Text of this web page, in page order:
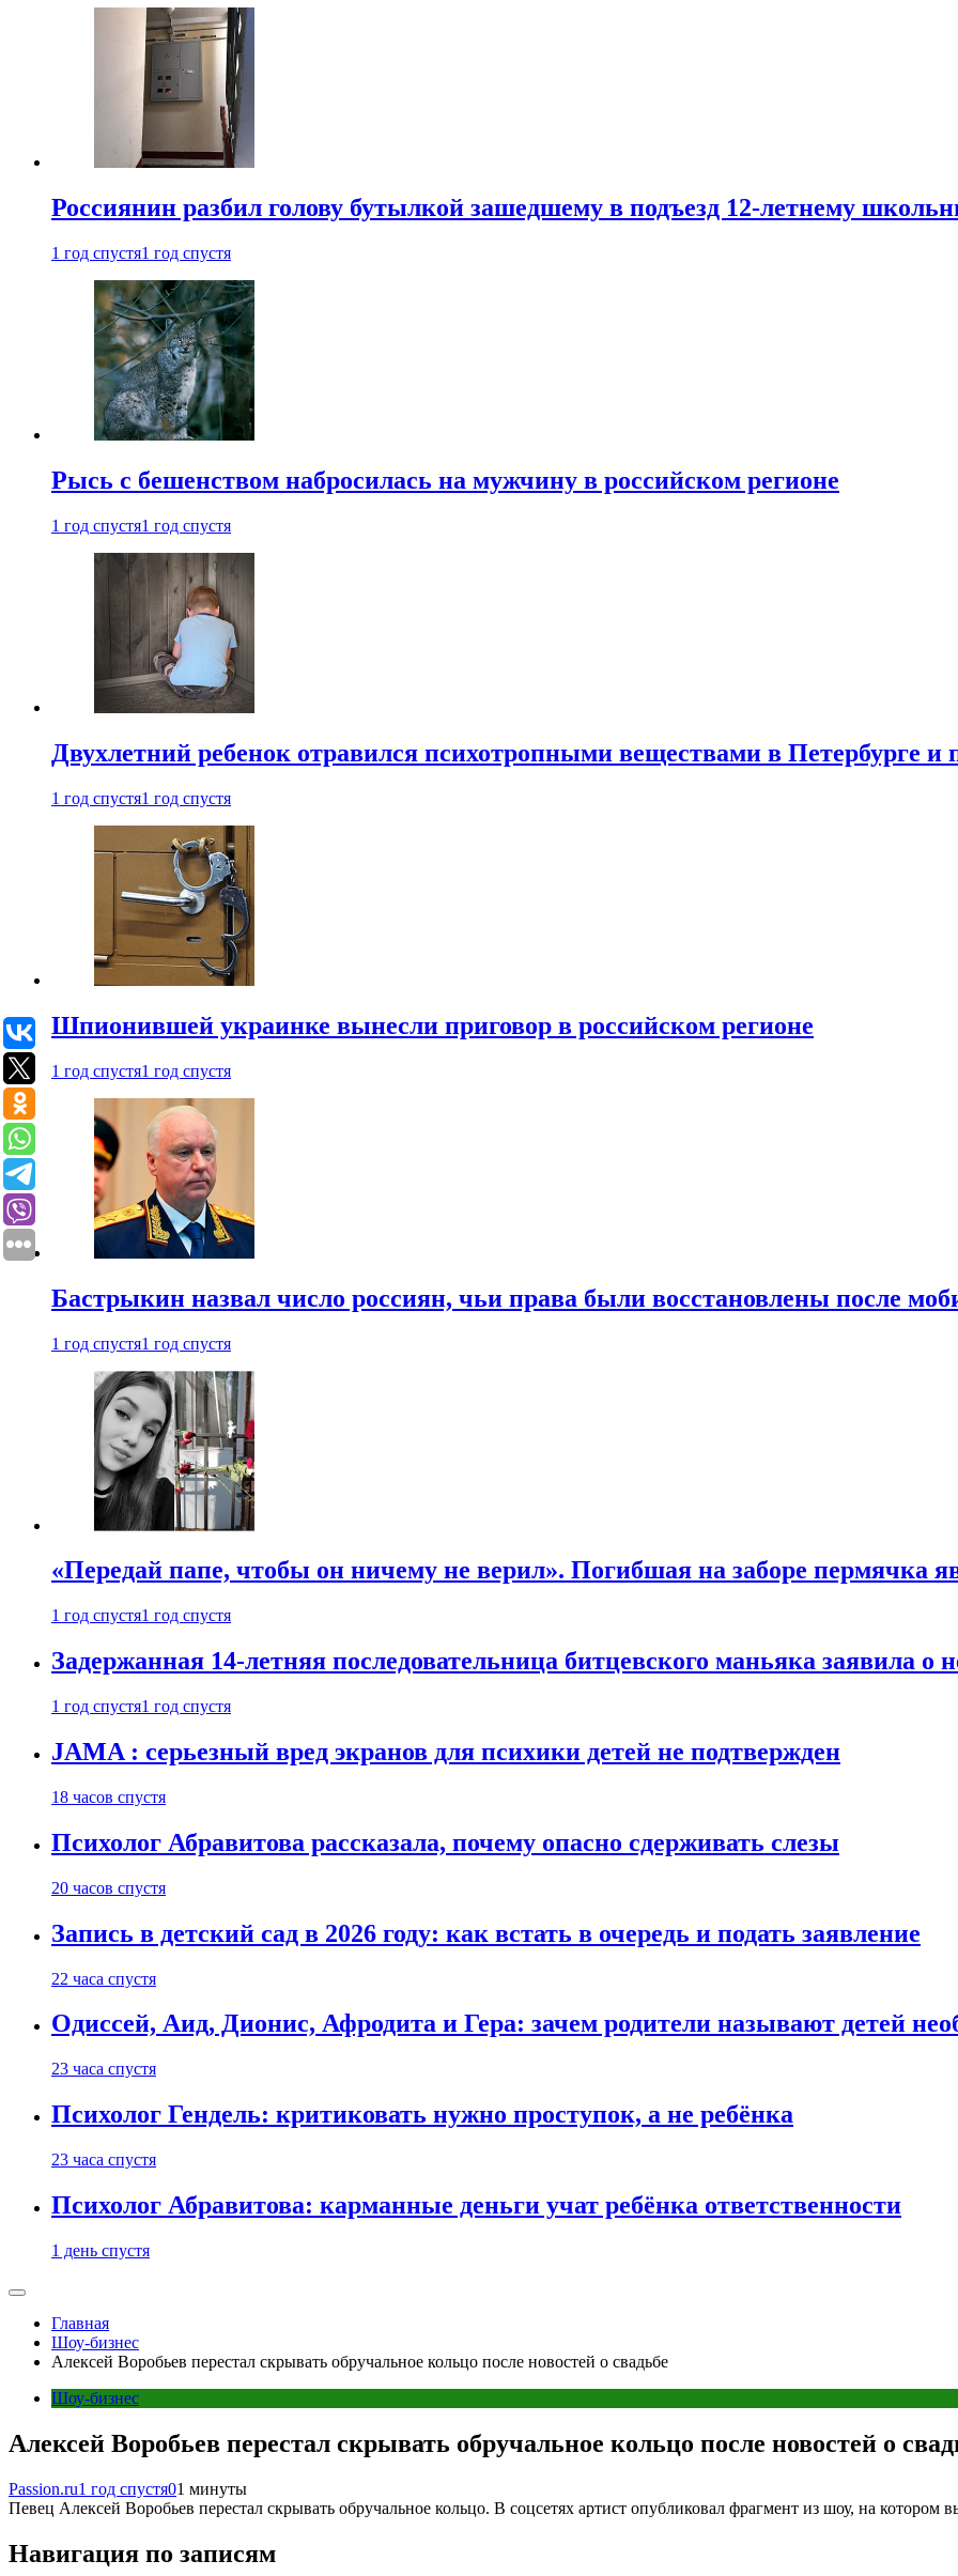
Россиянин разбил голову бутылкой зашедшему в подъезд 12-летнему
1 год спустя1 год спустя
Рысь с бешенством набросилась на мужчину в российском регионе
1 год спустя1 год спустя
Двухлетний ребенок отравился психотропными веществами в Петербурге
1 год спустя1 год спустя
Шпионившей украинке вынесли приговор в российском регионе
1 год спустя1 год спустя
Бастрыкин назвал число россиян, чьи права были восстановлены после
1 год спустя1 год спустя
«Передай папе, чтобы он ничему не верил». Погибшая на заборе пермячка
1 год спустя1 год спустя
Задержанная 14-летняя последовательница битцевского маньяка заявила о
1 год спустя1 год спустя
JAMA : серьезный вред экранов для психики детей не подтвержден
18 часов спустя
Психолог Абравитова рассказала, почему опасно сдерживать слезы
20 часов спустя
Запись в детский сад в 2026 году: как встать в очередь и подать заявление
22 часа спустя
Одиссей, Аид, Дионис, Афродита и Гера: зачем родители называют детей
23 часа спустя
Психолог Гендель: критиковать нужно проступок, а не ребёнка
23 часа спустя
Психолог Абравитова: карманные деньги учат ребёнка ответственности
1 день спустя
Главная
Шоу-бизнес
Алексей Воробьев перестал скрывать обручальное кольцо после новостей о свадьбе
Шоу-бизнес
Алексей Воробьев перестал скрывать обручальное кольцо после новостей о
Passion.ru1 год спустя01 минуты
Певец Алексей Воробьев перестал скрывать обручальное кольцо. В соцсетях артист опубликовал фрагмент из шоу, на
Навигация по записям